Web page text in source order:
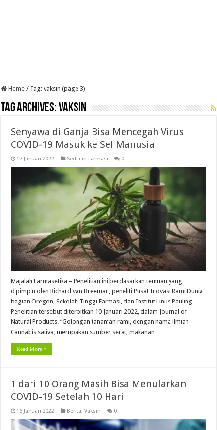
Home / Tag:vaksin (page 3)
Tag Archives:vaksin
Senyawa di Ganja Bisa Mencegah Virus
COVID-19 Masuk ke Sel Manusia
17 Januari 2022 Sediaan Farmasi 0
Majalah Farmasetika – Penelitian ini berdasarkan temuan yang
dipimpin oleh Richard van Breeman, peneliti Pusat Inovasi Rami Dunia
bagian Oregon, Sekolah Tinggi Farmasi, dan Institut Linus Pauling.
Penelitian tersebut diterbitkan 10 Januari 2022, dalam Journal of
Natural Products. “Golongan tanaman rami, dengan nama ilmiah
Cannabis sativa, merupakan sumber serat, makanan, …
Read More »
1 dari 10 Orang Masih Bisa Menularkan
COVID-19 Setelah 10 Hari
16 Januari 2022 Berita,Vaksin 0